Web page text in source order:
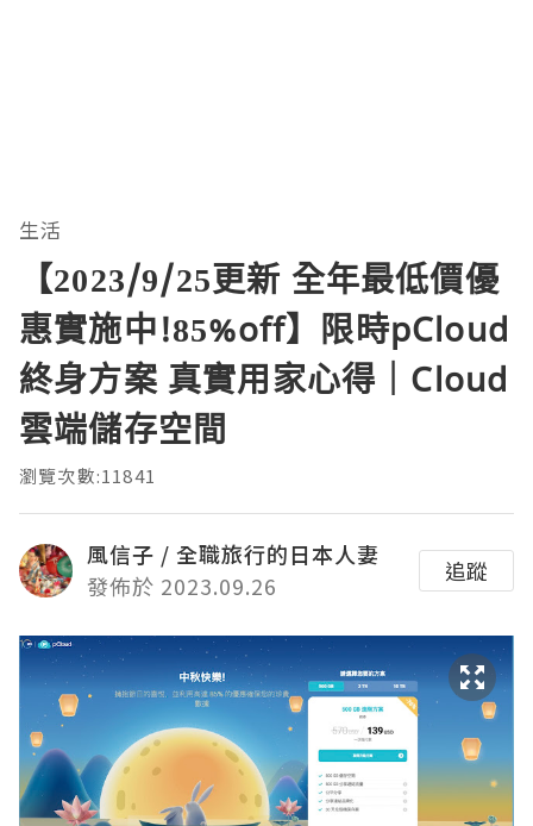
生活
【2023/9/25更新 全年最低價優
惠實施中!85%off】限時pCloud
終身方案 真實用家心得｜Cloud
雲端儲存空間
瀏覽次數:11841
風信子 / 全職旅行的日本人妻
發佈於 2023.09.26
追蹤